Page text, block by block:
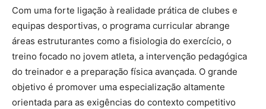
Com uma forte ligação à realidade prática de clubes e
equipas desportivas, o programa curricular abrange
áreas estruturantes como a fisiologia do exercício, o
treino focado no jovem atleta, a intervenção pedagógica
do treinador e a preparação física avançada. O grande
objetivo é promover uma especialização altamente
orientada para as exigências do contexto competitivo